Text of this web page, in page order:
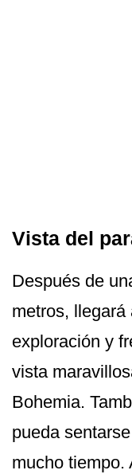
Vista del
Después de
metros,
exploración y
vista
Bohemia.
pueda
mucho tiempo.